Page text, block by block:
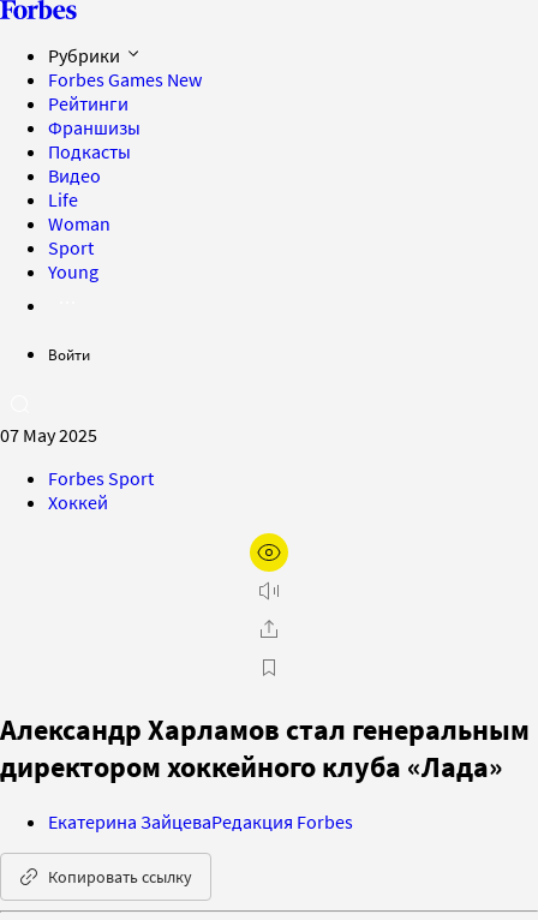
Рубрики
Forbes Games New
Рейтинги
Франшизы
Подкасты
Видео
Life
Woman
Sport
Young
Войти
07 May 2025
Forbes Sport
Хоккей
Александр Харламов стал генеральным
директором хоккейного клуба «Лада»
Екатерина ЗайцеваРедакция Forbes
Копировать ссылку